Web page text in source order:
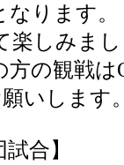
ります。
楽しみま
方の観戦
いします
合】